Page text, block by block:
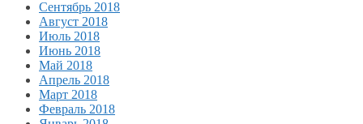
Сентябрь 2018
Август 2018
Июль 2018
Июнь 2018
Май 2018
Апрель 2018
Март 2018
Февраль 2018